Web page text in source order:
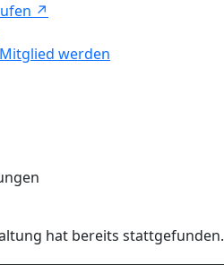
↗
werden
hat bereits stattgefunden.